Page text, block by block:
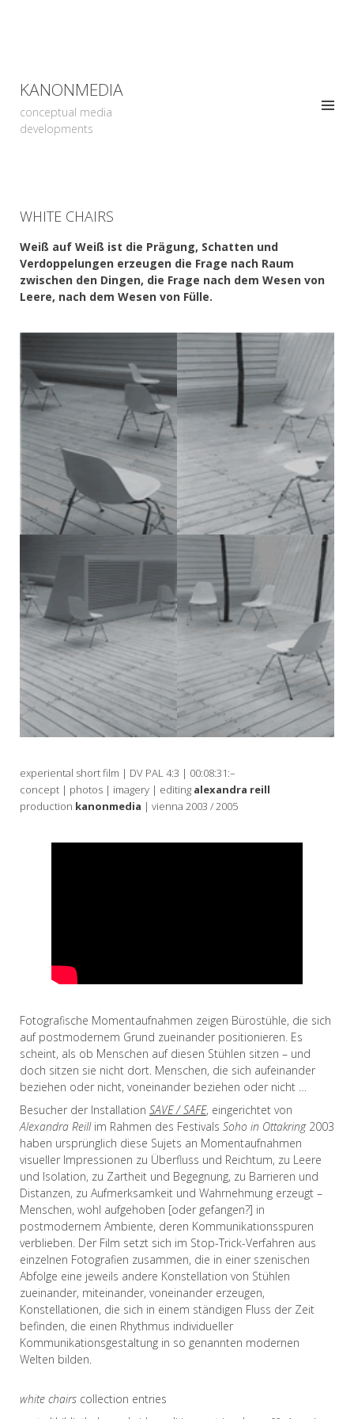
KANONMEDIA
conceptual media
developments
WHITE CHAIRS
Weiß auf Weiß ist die Prägung, Schatten und
Verdoppelungen erzeugen die Frage nach Raum
zwischen den Dingen, die Frage nach dem Wesen von
Leere, nach dem Wesen von Fülle.
experiental short film | DV PAL 4:3 | 00:08:31:–
concept | photos | imagery | editing alexandra reill
production kanonmedia | vienna 2003 / 2005
Fotografische Momentaufnahmen zeigen Bürostühle, die sich
auf postmodernem Grund zueinander positionieren. Es
scheint, als ob Menschen auf diesen Stühlen sitzen – und
doch sitzen sie nicht dort. Menschen, die sich aufeinander
beziehen oder nicht, voneinander beziehen oder nicht …
Besucher der Installation SAVE / SAFE, eingerichtet von
Alexandra Reillim Rahmen des Festivals Soho in Ottakring2003
haben ursprünglich diese Sujets an Momentaufnahmen
visueller Impressionen zu Überfluss und Reichtum, zu Leere
und Isolation, zu Zartheit und Begegnung, zu Barrieren und
Distanzen, zu Aufmerksamkeit und Wahrnehmung erzeugt –
Menschen, wohl aufgehoben [oder gefangen?] in
postmodernem Ambiente, deren Kommunikationsspuren
verblieben. Der Film setzt sich im Stop-Trick-Verfahren aus
einzelnen Fotografien zusammen, die in einer szenischen
Abfolge eine jeweils andere Konstellation von Stühlen
zueinander, miteinander, voneinander erzeugen,
Konstellationen, die sich in einem ständigen Fluss der Zeit
befinden, die einen Rhythmus individueller
Kommunikationsgestaltung in so genannten modernen
Welten bilden.
white chairs collection entries